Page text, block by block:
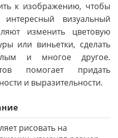
к изображению, чтобы
визуальный
изменить цветовую
или виньетки, сделать
и многое другое.
помогает придать
и выразительности.
рисовать на